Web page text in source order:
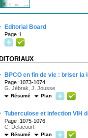
Editorial Board
Page :i
BPCO en fin de vie : briser la
Page :1073-1074
G. Jébrak, J. Jousse
Résumé Plan
Tuberculose et infection VIH
Page :1075-1076
C. Delacourt
Résumé Plan